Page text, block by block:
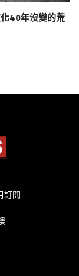
40年沒變的荒
訂閱